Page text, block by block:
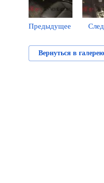
Предыдущее
Вернуться в галерею